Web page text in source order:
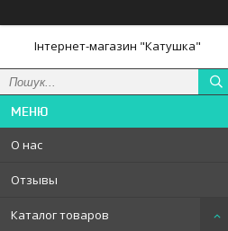
Інтернет-магазин "Катушка"
О нас
Отзывы
Каталог товаров